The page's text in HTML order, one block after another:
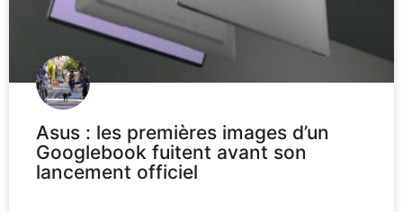
Asus : les premières images d’un
Googlebook fuitent avant son
lancement officiel